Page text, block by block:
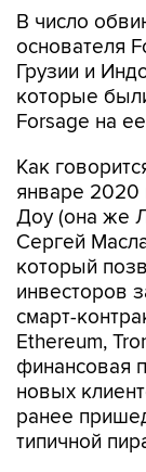
В число
основателя
Грузии и
которые
Forsage на
Как
январе 2020
Доу (она же
Сергей
который
инвесторов
смарт-
Ethereum,
финансовая
новых
ранее
типичной